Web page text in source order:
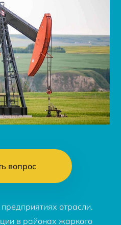
вопрос
отрасли.
в районах жаркого